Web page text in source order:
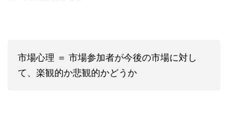
市場心理 ＝ 市場参加者が今後の市場に対し
て、楽観的か悲観的かどうか